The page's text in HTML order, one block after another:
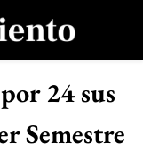
24 sus
Semestre